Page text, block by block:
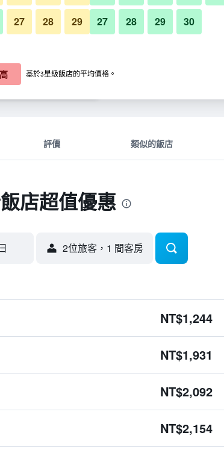
查看優惠 芭達雅暹羅@暹羅設計飯店的照片
評價 類似的飯店
店超值優惠
2位旅客，1 間客房
NT$1,244
NT$1,931
NT$2,092
NT$2,154
27 28 29 27 28 29 30
基於3星級飯店的平均價格。